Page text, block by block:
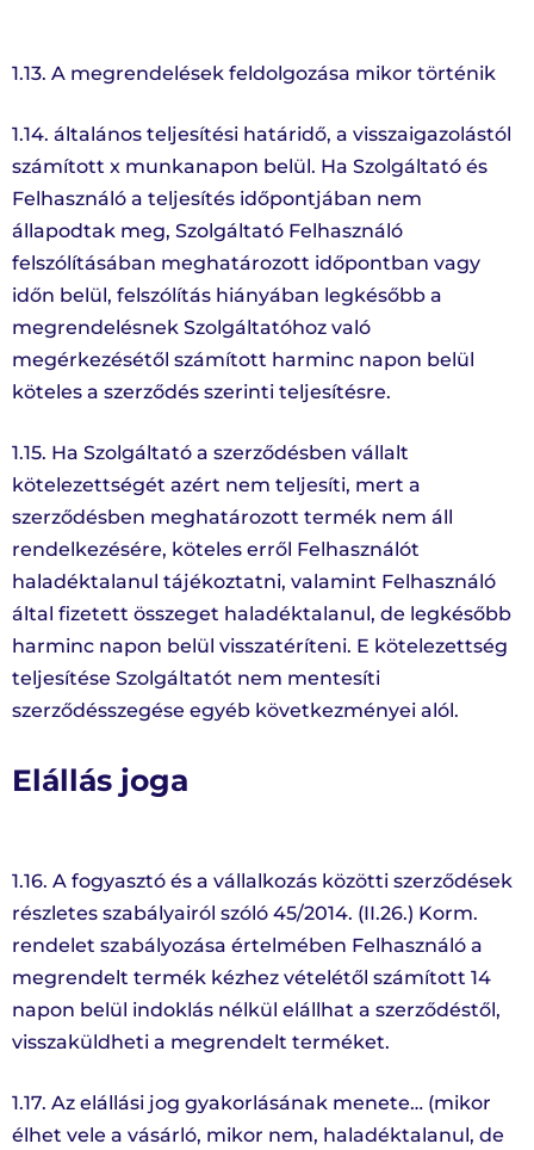
1.13. A megrendelések feldolgozása mikor történik
1.14. általános teljesítési határidő, a visszaigazolástól
számított x munkanapon belül. Ha Szolgáltató és
Felhasználó a teljesítés időpontjában nem
állapodtak meg, Szolgáltató Felhasználó
felszólításában meghatározott időpontban vagy
időn belül, felszólítás hiányában legkésőbb a
megrendelésnek Szolgáltatóhoz való
megérkezésétől számított harminc napon belül
köteles a szerződés szerinti teljesítésre.
1.15. Ha Szolgáltató a szerződésben vállalt
kötelezettségét azért nem teljesíti, mert a
szerződésben meghatározott termék nem áll
rendelkezésére, köteles erről Felhasználót
haladéktalanul tájékoztatni, valamint Felhasználó
által fizetett összeget haladéktalanul, de legkésőbb
harminc napon belül visszatéríteni. E kötelezettség
teljesítése Szolgáltatót nem mentesíti
szerződésszegése egyéb következményei alól.
Elállás joga
1.16. A fogyasztó és a vállalkozás közötti szerződések
részletes szabályairól szóló 45/2014. (II.26.) Korm.
rendelet szabályozása értelmében Felhasználó a
megrendelt termék kézhez vételétől számított 14
napon belül indoklás nélkül elállhat a szerződéstől,
visszaküldheti a megrendelt terméket.
1.17. Az elállási jog gyakorlásának menete… (mikor
élhet vele a vásárló, mikor nem, haladéktalanul, de